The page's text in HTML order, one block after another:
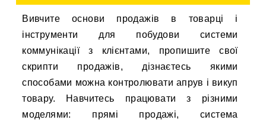
Вивчите основи продажів в товарці і
інструменти для побудови системи
коммунікації з клієнтами, пропишите свої
скрипти продажів, дізнаєтесь якими
способами можна контролювати апрув і викуп
товару. Навчитесь працювати з різними
моделями: прямі продажі, система